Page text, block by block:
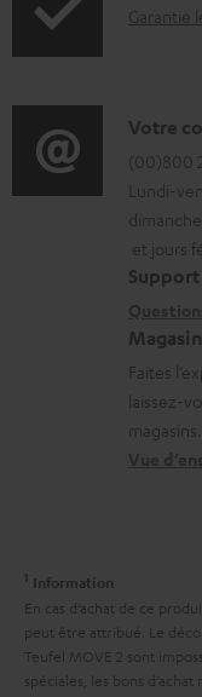
r
a
b
l
e
s
r
t
i
o
n
s
e
a
s
à
l
I
o
r
m
a
t
o
n
s
t
i
v
Garantie
D
é
t
a
i
s
c
o
t
Votre
(00)800
Lundi-
dimanche
et jours
Faites
laissez-
magasins.
1 Information
En cas d’achat de ce
peut être attribué. Le
Teufel MOVE 2 sont
spéciales, les bons